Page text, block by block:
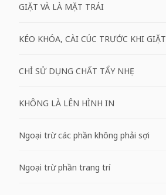
GIẶT VÀ LÀ MẶT TRÁI
KÉO KHÓA, CÀI CÚC TRƯỚC KHI GIẶT
CHỈ SỬ DỤNG CHẤT TẨY NHẸ
KHÔNG LÀ LÊN HÌNH IN
Ngoại trừ các phần không phải sợi
Ngoại trừ phần trang trí